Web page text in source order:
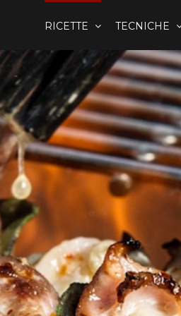
RICETTE TECNICHE